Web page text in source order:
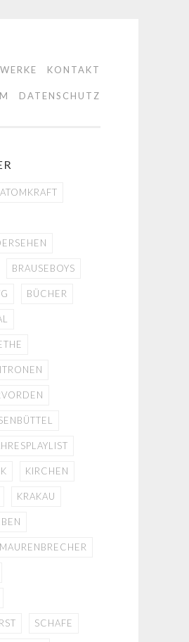
WERKE KONTAKT
DATENSCHUTZ
ATOMKRAFT
BRAUSEBOYS
BÜCHER
KIRCHEN
KRAKAU
MAURENBRECHER
SCHAFE